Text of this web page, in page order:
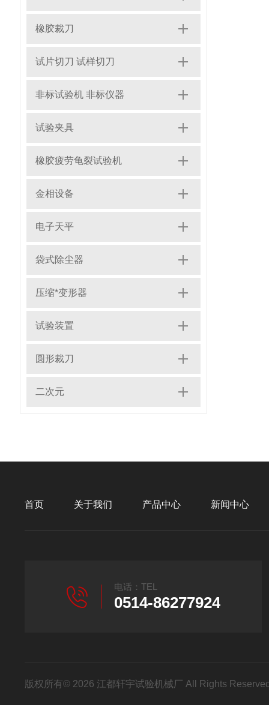
橡胶裁刀
试片切刀 试样切刀
非标试验机 非标仪器
试验夹具
橡胶疲劳龟裂试验机
金相设备
电子天平
袋式除尘器
压缩*变形器
试验装置
圆形裁刀
二次元
首页 关于我们 产品中心 新闻中心
电话：TEL
0514-86277924
版权所有© 2026 江都轩宇试验机械厂 All Rights